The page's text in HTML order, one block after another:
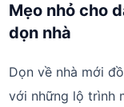
Mẹo nhỏ cho
dọn nhà
Dọn về nhà mới
với những lộ trình